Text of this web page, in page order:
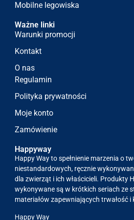
Mobilne legowiska
Ważne linki
Warunki promocji
Kontakt
O nas
Regulamin
Polityka prywatności
Moje konto
Zamówienie
Happyway
Happy Way to spełnienie marzenia o
niestandardowych, ręcznie
dla zwierząt i ich właścicieli. Produkty
wykonywane są w krótkich seriach ze
materiałów zapewniających trwałość
Happy Way